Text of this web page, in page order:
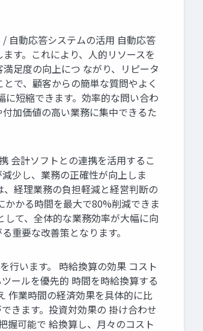
自動応答システムの活用 自動応答
す。これにより、人的リソースを
足度の向上につ ながり、リピータ
で、顧客からの簡単な質問やよく
短縮できます。効率的な問い合わ
加価値の高い業務に集中できるた
会計ソフトとの連携を活用するこ
少し、業務の正確性が向上しま
経理業務の負担軽減と経営判断の
かる時間を最大で80%削減できま
て、全体的な業務効率が大幅に向
重要な改善策となります。
行います。 時給換算の効果 コスト
ールを優先的 時間を時給換算する
作業時間の経済効果を具体的に比
きます。投資対効果の 掛け合わせ
握可能で 給換算し、月々のコスト